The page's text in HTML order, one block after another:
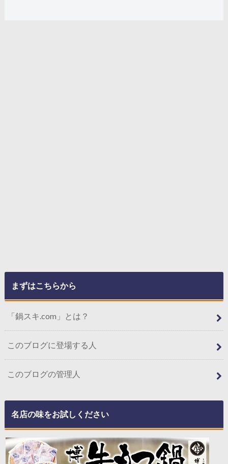
まずはこちらから
「鍋スキ.com」とは？
このブログに登場する人
このブログの管理人
名店の味をお試しください